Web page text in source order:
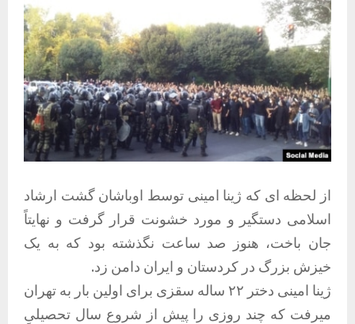
از لحظه ای که ژینا امینی توسط اوباشان گشت ارشاد
اسلامی دستگیر و مورد خشونت قرار گرفت و نهایتاً
جان باخت، هنوز صد ساعت نگذشته بود که به یک
خیزش بزرگ در کردستان و ایران دامن زد.
ژینا امینی دختر ۲۲ ساله سقزی برای اولین بار به تهران
میرفت که چند روزی را پیش از شروع سال تحصیلیِ